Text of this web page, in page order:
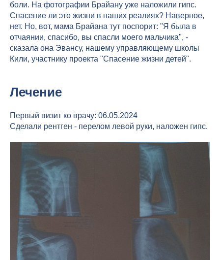
боли. На фотографии Брайану уже наложили гипс.
Спасение ли это жизни в наших реалиях? Наверное,
нет. Но, вот, мама Брайана тут поспорит: "Я была в
отчаянии, спасибо, вы спасли моего мальчика", -
сказала она Эвансу, нашему управляющему школы
Кили, участнику проекта "Спасение жизни детей".
Лечение
Первый визит ко врачу: 06.05.2024
Сделали рентген - перелом левой руки, наложен гипс.